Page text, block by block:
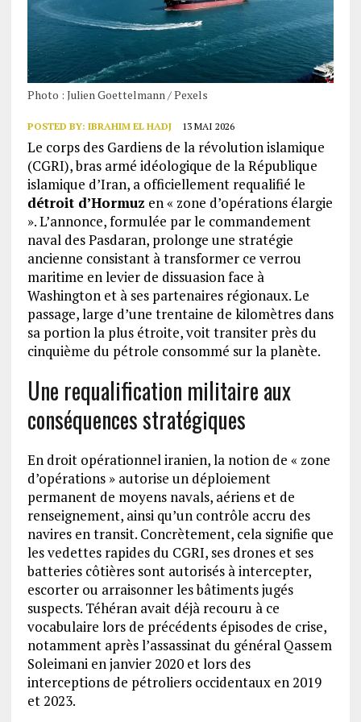
Photo : Julien Goettelmann / Pexels
POSTED BY: IBRAHIM EL HADJ 13 MAI 2026
Le corps des Gardiens de la révolution islamique
(CGRI), bras armé idéologique de la République
islamique d’Iran, a officiellement requalifié le
détroit d’Hormuz en « zone d’opérations élargie
». L’annonce, formulée par le commandement
naval des Pasdaran, prolonge une stratégie
ancienne consistant à transformer ce verrou
maritime en levier de dissuasion face à
Washington et à ses partenaires régionaux. Le
passage, large d’une trentaine de kilomètres dans
sa portion la plus étroite, voit transiter près du
cinquième du pétrole consommé sur la planète.
Une requalification militaire aux
conséquences stratégiques
En droit opérationnel iranien, la notion de « zone
d’opérations » autorise un déploiement
permanent de moyens navals, aériens et de
renseignement, ainsi qu’un contrôle accru des
navires en transit. Concrètement, cela signifie que
les vedettes rapides du CGRI, ses drones et ses
batteries côtières sont autorisés à intercepter,
escorter ou arraisonner les bâtiments jugés
suspects. Téhéran avait déjà recouru à ce
vocabulaire lors de précédents épisodes de crise,
notamment après l’assassinat du général Qassem
Soleimani en janvier 2020 et lors des
interceptions de pétroliers occidentaux en 2019
et 2023.